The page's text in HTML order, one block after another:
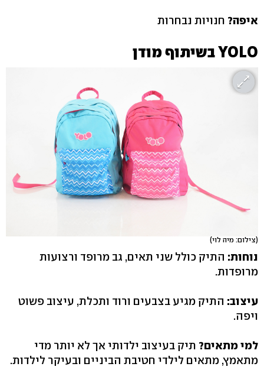
איפה? חנויות נבחרות
YOLO בשיתוף מודן
(צילום: מיה לוי)
נוחות: התיק כולל שני תאים, גב מרופד ורצועות
מרופדות.
עיצוב: התיק מגיע בצבעים ורוד ותכלת, עיצוב פשוט
ויפה.
למי מתאים? תיק בעיצוב ילדותי אך לא יותר מדי
מתאמץ, מתאים לילדי חטיבת הביניים ובעיקר לילדות.